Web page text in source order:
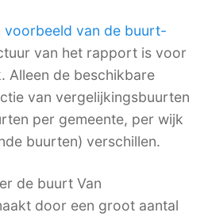
voorbeeld van de buurt-
van het rapport is voor
Alleen de beschikbare
van vergelijkingsbuurten
per gemeente, per wijk
buurten) verschillen.
de buurt Van
door een groot aantal